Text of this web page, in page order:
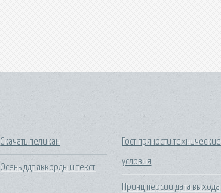
Скачать пеликан
Осень ддт аккорды и текст
Гост пряности технические
условия
Принц персии дата выхода